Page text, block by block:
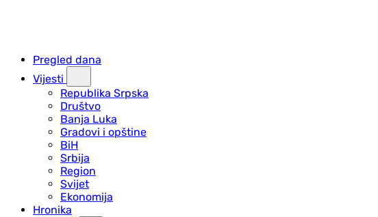
Pregled dana
Vijesti
Republika Srpska
Društvo
Banja Luka
Gradovi i opštine
BiH
Srbija
Region
Svijet
Ekonomija
Hronika